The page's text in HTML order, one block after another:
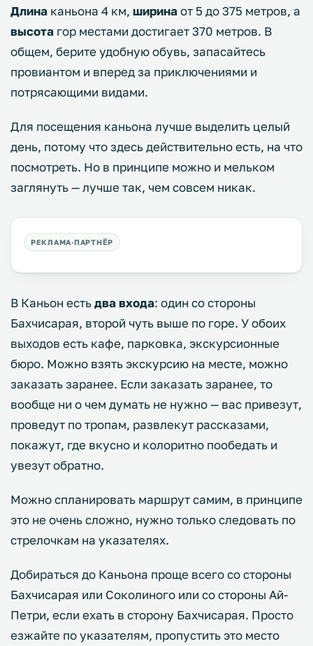
Длина каньона 4 км, ширинаот 5 до 375 метров, а
высота гор местами достигает 370 метров. В
общем, берите удобную обувь, запасайтесь
провиантом и вперед за приключениями и
потрясающими видами.
Для посещения каньона лучше выделить целый
день, потому что здесь действительно есть, на что
посмотреть. Но в принципе можно и мельком
заглянуть — лучше так, чем совсем никак.
В Каньон естьдва входа: один со стороны
Бахчисарая, второй чуть выше по горе. У обоих
выходов есть кафе, парковка, экскурсионные
бюро. Можно взять экскурсию на месте, можно
заказать заранее. Если заказать заранее, то
вообще ни о чем думать не нужно — вас привезут,
проведут по тропам, развлекут рассказами,
покажут, где вкусно и колоритно пообедать и
увезут обратно.
Можно спланировать маршрут самим, в принципе
это не очень сложно, нужно только следовать по
стрелочкам на указателях.
Добираться до Каньона проще всего со стороны
Бахчисарая или Соколиного или со стороны Ай-
Петри, если ехать в сторону Бахчисарая. Просто
езжайте по указателям, пропустить это место